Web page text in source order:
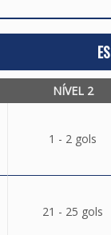
NÍVEL 2
1 - 2 gols
21 - 25 gols